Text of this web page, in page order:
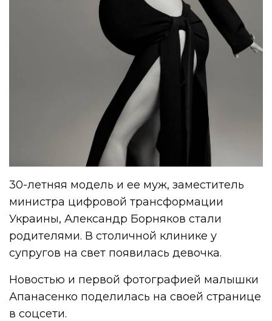
30-летняя модель и ее муж, заместитель
министра цифровой трансформации
Украины, Александр Борняков стали
родителями. В столичной клинике у
супругов на свет появилась девочка.
Новостью и первой фотографией малышки
Апанасенко поделилась на своей странице
в соцсети.